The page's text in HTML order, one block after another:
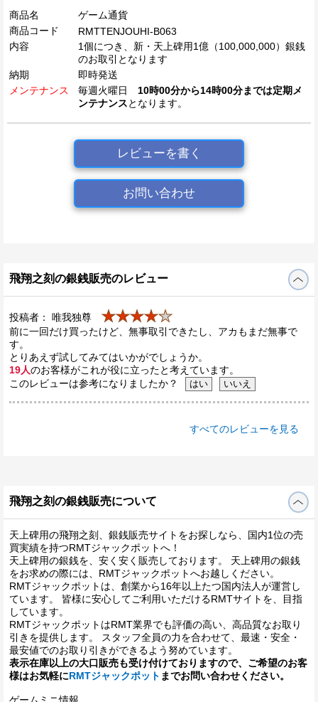
商品名
ゲーム通貨
商品コード
RMTTENJOUHI-B063
内容
1個につき、新・天上碑用1億（100,000,000）銀銭
のお取引となります
納期
即時発送
メンテナンス
毎週火曜日 10時00分から14時00分までは定期メ
ンテナンスとなります。
レビューを書く
お問い合わせ
飛翔之刻の銀銭販売のレビュー
投稿者： 唯我独尊 ★★★★★
前に一回だけ買ったけど、無事取引できたし、アカもまだ無事で
す。
とりあえず試してみてはいかがでしょうか。
19人のお客様がこれが役に立ったと考えています。
このレビューは参考になりましたか？
すべてのレビューを見る
飛翔之刻の銀銭販売について
天上碑用の飛翔之刻、銀銭販売サイトをお探しなら、国内1位の売
買実績を持つRMTジャックポットへ！
天上碑用の銀銭を、安く安く販売しております。 天上碑用の銀銭
をお求めの際には、RMTジャックポットへお越しください。
RMTジャックポットは、創業から16年以上たつ国内法人が運営し
ています。 皆様に安心してご利用いただけるRMTサイトを、目指
しています。
RMTジャックポットはRMT業界でも評価の高い、高品質なお取り
引きを提供します。 スタッフ全員の力を合わせて、最速・安全・
最安値でのお取り引きができるよう努めています。
表示在庫以上の大口販売も受け付けておりますので、ご希望のお客
様はお気軽にRMTジャックポット までお問い合わせください。
ゲームミニ情報